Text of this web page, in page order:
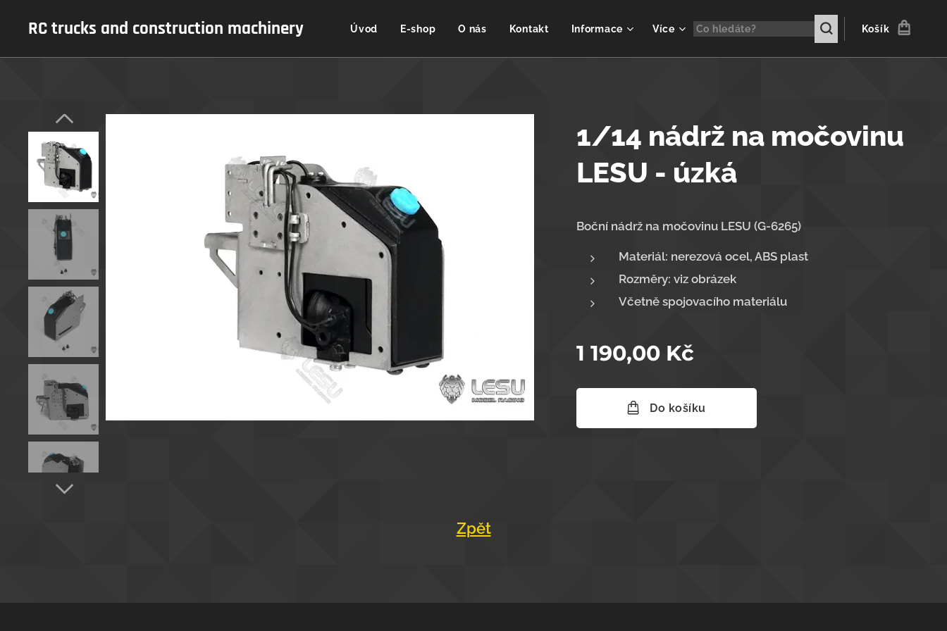
RC trucks and construction machinery Úvod E-shop O nás Kontakt Informace Více Košík
1/14 nádrž na močovinu
LESU - úzká
Boční nádrž na močovinu LESU (G-6265)
Materiál: nerezová ocel, ABS plast
Rozměry: viz obrázek
Včetně spojovacího materiálu
1 190,00 Kč
Do košíku
Zpět